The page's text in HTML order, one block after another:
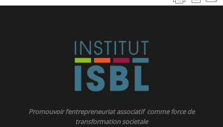
Promouvoir l’entrepreneuriat associatif comme force de
transformation societale